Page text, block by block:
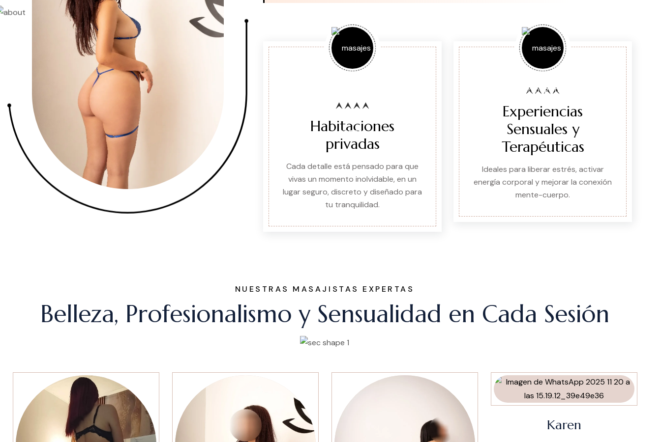
Habitaciones
privadas
Cada detalle está pensado para que
vivas un momento inolvidable, en un
lugar seguro, discreto y diseñado para
tu tranquilidad.
Experiencias
Sensuales y
Terapéuticas
Ideales para liberar estrés, activar
energía corporal y mejorar la conexión
mente-cuerpo.
NUESTRAS MASAJISTAS EXPERTAS
Belleza, Profesionalismo y Sensualidad en Cada Sesión
Karen